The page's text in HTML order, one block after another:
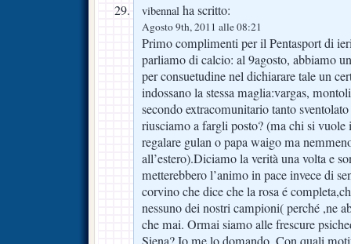
vibennal ha scritto:
Agosto 9th, 2011 alle 08:21
Primo complimenti per il Pentasport di
parliamo di calcio: al 9agosto, abbiamo
per consuetudine nel dichiarare tale un
indossano la stessa maglia:vargas,
secondo extracomunitario tanto
riusciamo a fargli posto? (ma chi si vuole
regalare gulan o papa waigo ma
all’estero).Diciamo la verità una volta e
metterebbero l’animo in pace invece di
corvino che dice che la rosa é
nessuno dei nostri campioni( perché ,ne
che mai. Ormai siamo alle frescure
Siena? Io me lo domando. Con quali